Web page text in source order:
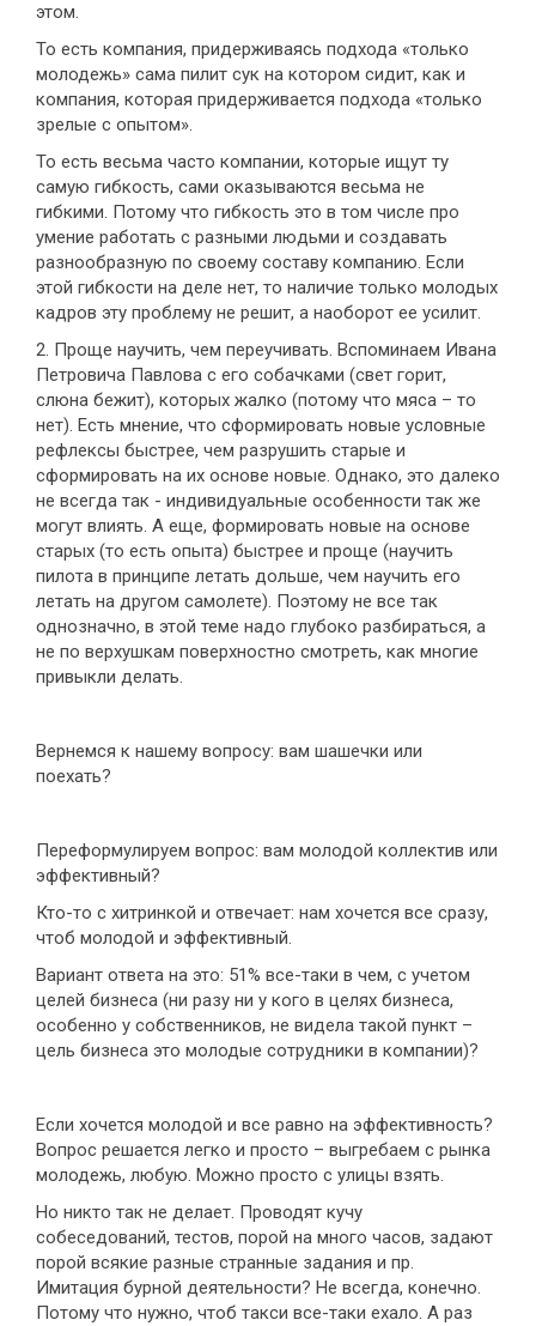
этом.
То есть компания, придерживаясь подхода «только
молодежь» сама пилит сук на котором сидит, как и
компания, которая придерживается подхода «только
зрелые с опытом».
То есть весьма часто компании, которые ищут ту
самую гибкость, сами оказываются весьма не
гибкими. Потому что гибкость это в том числе про
умение работать с разными людьми и создавать
разнообразную по своему составу компанию. Если
этой гибкости на деле нет, то наличие только молодых
кадров эту проблему не решит, а наоборот ее усилит.
2. Проще научить, чем переучивать. Вспоминаем Ивана
Петровича Павлова с его собачками (свет горит,
слюна бежит), которых жалко (потому что мяса – то
нет). Есть мнение, что сформировать новые условные
рефлексы быстрее, чем разрушить старые и
сформировать на их основе новые. Однако, это далеко
не всегда так - индивидуальные особенности так же
могут влиять. А еще, формировать новые на основе
старых (то есть опыта) быстрее и проще (научить
пилота в принципе летать дольше, чем научить его
летать на другом самолете). Поэтому не все так
однозначно, в этой теме надо глубоко разбираться, а
не по верхушкам поверхностно смотреть, как многие
привыкли делать.
Вернемся к нашему вопросу: вам шашечки или
поехать?
Переформулируем вопрос: вам молодой коллектив или
эффективный?
Кто-то с хитринкой и отвечает: нам хочется все сразу,
чтоб молодой и эффективный.
Вариант ответа на это: 51% все-таки в чем, с учетом
целей бизнеса (ни разу ни у кого в целях бизнеса,
особенно у собственников, не видела такой пункт –
цель бизнеса это молодые сотрудники в компании)?
Если хочется молодой и все равно на эффективность?
Вопрос решается легко и просто – выгребаем с рынка
молодежь, любую. Можно просто с улицы взять.
Но никто так не делает. Проводят кучу
собеседований, тестов, порой на много часов, задают
порой всякие разные странные задания и пр.
Имитация бурной деятельности? Не всегда, конечно.
Потому что нужно, чтоб такси все-таки ехало. А раз